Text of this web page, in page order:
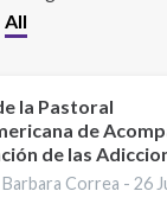
All
la Pastoral
de
de las
Barbara Correa -26